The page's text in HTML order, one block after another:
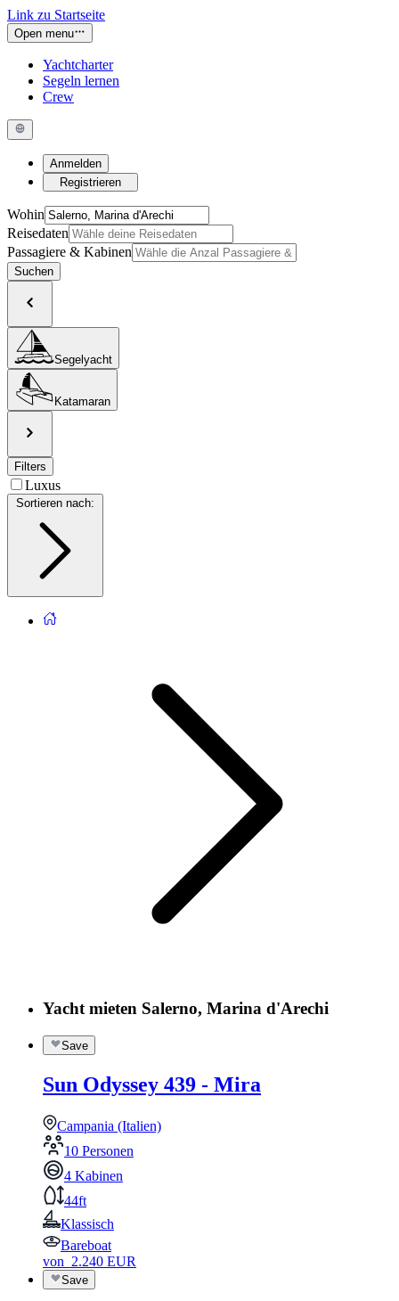
Link zu Startseite
Open menu
Yachtcharter
Segeln lernen
Crew
Anmelden
Registrieren
Wohin
Reisedaten
Passagiere & Kabinen
Suchen
Segelyacht
Katamaran
Filters
Luxus
Sortieren nach
Yacht mieten Salerno, Marina d'Arechi
Save
Sun Odyssey 439 - Mira
Campania (Italien)
10 Personen
4 Kabinen
44ft
Klassisch
Bareboat
von 2.240 EUR
Save